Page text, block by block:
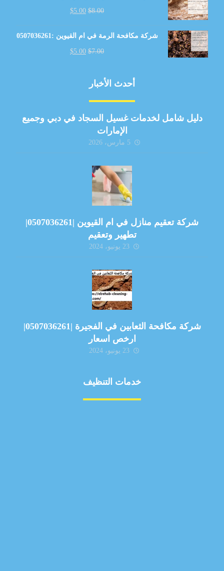
$8.00
$5.00
شركة مكافحة الرمة في ام القيوين :0507036261
$7.00
$5.00
أحدث الأخبار
دليل شامل لخدمات غسيل السجاد في دبي وجميع
الإمارات
5 مارس، 2026
شركة تعقيم منازل في ام القيوين |0507036261|
تطهير وتعقيم
23 يونيو، 2024
شركة مكافحة الثعابين في الفجيرة |0507036261|
ارخص اسعار
23 يونيو، 2024
خدمات التنظيف